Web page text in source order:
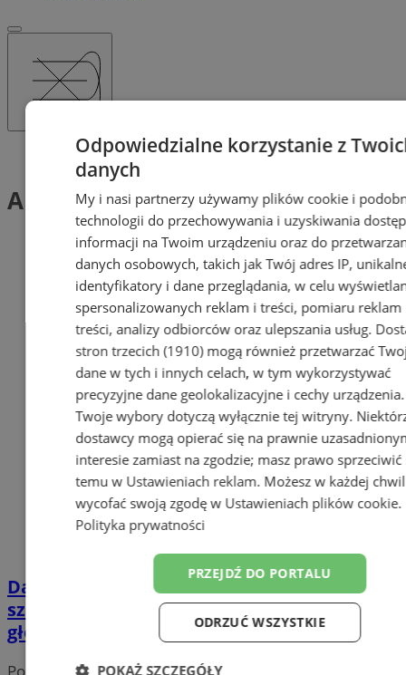
Tag: Ankiety
Ankiety (1)
Dawna Szkoła Muzyczna w Gliwicach ma
szansę zostać filmową lokacją roku! Trwa
głosowanie
Odpowiedzialne korzystanie z
danych
My i nasi partnerzy używamy plików cookie i
technologii do przechowywania i uzyskiwania
informacji na Twoim urządzeniu oraz do
danych osobowych, takich jak Twój adres IP,
identyfikatory i dane przeglądania, w celu
spersonalizowanych reklam i treści, pomiaru reklam
treści, analizy odbiorców oraz ulepszania usług.
stron trzecich (1910)mogą również przetwarzać
dane w tych i innych celach, w tym wykorzystywać
precyzyjne dane geolokalizacyjne i cechy urządzenia.
Twoje wybory dotyczą wyłącznie tej witryny.
dostawcy mogą opierać się na prawnie
interesie zamiast na zgodzie; masz prawo sprzeciwić
temu w Ustawieniach reklam. Możesz w każdej
wycofać swoją zgodę w Ustawieniach plików cookie.
Polityka prywatności
PRZEJDŹ DO PORTALU
ODRZUĆ WSZYSTKIE
POKAŻ SZCZEGÓŁY